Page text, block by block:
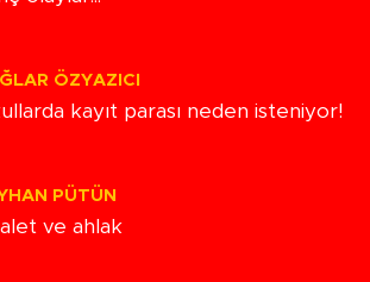
ÖZYAZICI
kayıt parası neden isteniyor!
PÜTÜN
ve ahlak